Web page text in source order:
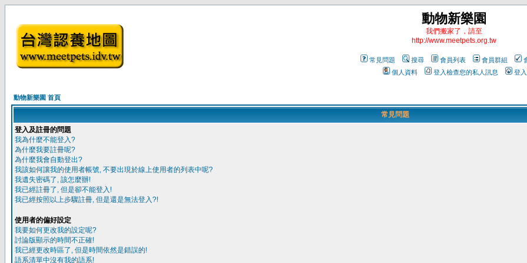
動物新樂園
我們搬家了，請至
http://www.meetpets.org.tw
常見問題 搜尋 會員列表 會員群組
個人資料
登入檢查您的私人訊息 登入
動物新樂園 首頁
常見問題
登入及註冊的問題
我為什麼不能登入?
為什麼我要註冊呢?
為什麼我會自動登出?
我該如何讓我的使用者帳號, 不要出現於線上使用者的列表中呢?
我遺失密碼了, 該怎麼辦!
我已經註冊了, 但是卻不能登入!
我已經按照以上步驟註冊, 但是還是無法登入?!
使用者的偏好設定
我要如何更改我的設定呢?
討論版顯示的時間不正確!
我已經更改時區了, 但是時間依然是錯誤的!
語系清單中沒有我的語系!